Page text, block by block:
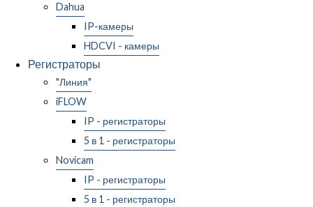
Dahua
IP-камеры
HDCVI - камеры
Регистраторы
"Линия"
iFLOW
IP - регистраторы
5 в 1 - регистраторы
Novicam
IP - регистраторы
5 в 1 - регистраторы